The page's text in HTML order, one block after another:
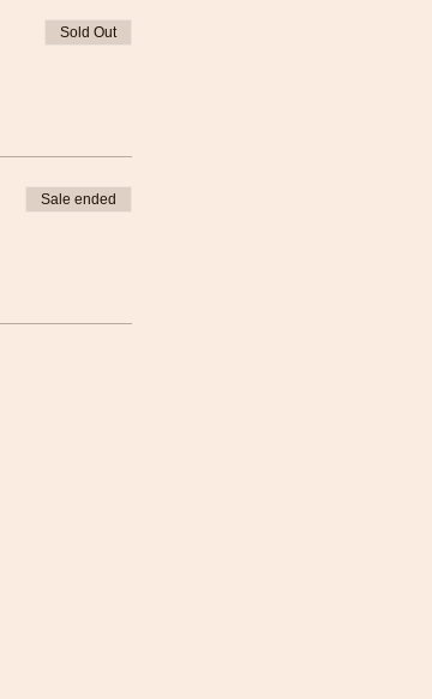
Sold Out
Sale ended